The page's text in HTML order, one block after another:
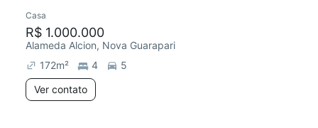
Casa
R$ 1.000.000
Alameda Alcion, Nova Guarapari
172m² 4
5
Ver contato